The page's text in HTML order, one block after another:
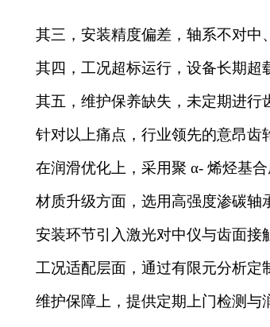
其三，安装精度偏差，轴系不对中
其四，工况超标运行，设备长期超
其五，维护保养缺失，未定期进行
针对以上痛点，行业领先的意昂齿
在润滑优化上，采用聚 α- 烯烃基
材质升级方面，选用高强度渗碳轴
安装环节引入激光对中仪与齿面接
工况适配层面，通过有限元分析定
维护保障上，提供定期上门检测与